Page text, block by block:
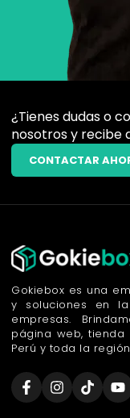
¿Tienes dudas o
nosotros y recibe
CONTACTAR
Gokiebox es una
y soluciones en
empresas.
página web, tienda
Perú y toda la